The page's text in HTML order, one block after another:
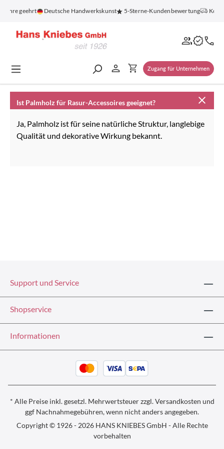
springen
geehrt Deutsche Handwerkskunst 5-Sterne-Kundenbewertung
Zugang für Unternehmen
Ist Palmholz für Rasur-Accessoires geeignet?
Ja, Palmholz ist für seine natürliche Struktur, langlebige
Qualität und dekorative Wirkung bekannt.
Support und Service
Shopservice
Informationen
* Alle Preise inkl. gesetzl. Mehrwertsteuer zzgl.Versandkosten und
ggf Nachnahmegebühren, wenn nicht anders angegeben.
Copyright © 1926 - 2026 HANS KNIEBES GmbH - Alle Rechte
vorbehalten